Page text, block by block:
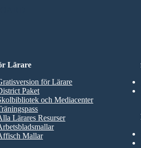
Lärare
för Lärare
Paket
och Mediacenter
Lärares Resurser
Mallar